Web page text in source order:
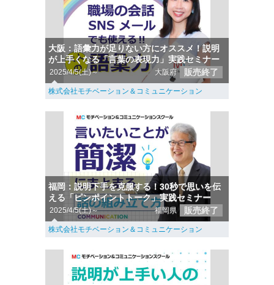
大阪：語彙力が足りない方にオススメ！説明
が上手くなる「言葉の表現力」実践セミナー
2025/4/5(土)～ 大阪府 販売終了
株式会社モチベーション＆コミュニケーション
福岡：説明下手を克服する！30秒で思いを伝
える「ピンポイントトーク」実践セミナー
2025/4/5(土)～ 福岡県 販売終了
株式会社モチベーション＆コミュニケーション